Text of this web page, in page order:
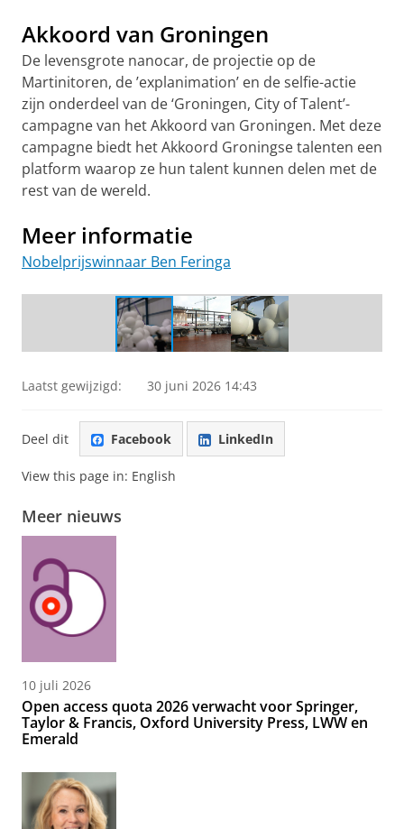
Akkoord van Groningen
De levensgrote nanocar, de projectie op de
Martinitoren, de ’explanimation’ en de selfie-actie
zijn onderdeel van de ‘Groningen, City of Talent’-
campagne van het Akkoord van Groningen. Met deze
campagne biedt het Akkoord Groningse talenten een
platform waarop ze hun talent kunnen delen met de
rest van de wereld.
Meer informatie
Nobelprijswinnaar Ben Feringa
Laatst gewijzigd: 30 juni 2026 14:43
Deel dit Facebook LinkedIn
View this page in: English
Meer nieuws
10 juli 2026
Open access quota 2026 verwacht voor Springer,
Taylor & Francis, Oxford University Press, LWW en
Emerald